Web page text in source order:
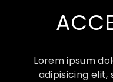
Lorem ipsum
adipisicing elit,